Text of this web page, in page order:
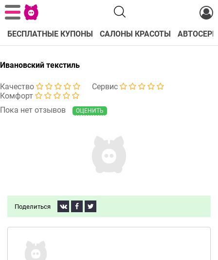
БЕСПЛАТНЫЕ КУПОНЫ САЛОНЫ КРАСОТЫ
Ивановский текстиль
Качество
Сервис
Комфорт
Пока нет отзывов
ОЦЕНИТЬ
Поделиться